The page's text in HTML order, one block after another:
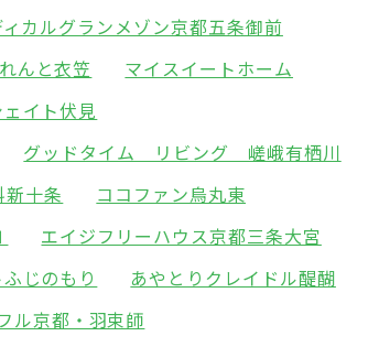
ィカルグランメゾン京都五条御前
んと衣笠
マイスイートホーム
イト伏見
グッドタイム リビング 嵯峨有栖川
十条
ココファン烏丸東
エイジフリーハウス京都三条大宮
じのもり
あやとりクレイドル醍醐
ル京都・羽束師